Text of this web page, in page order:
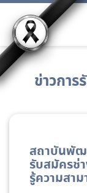
ข่าวกา
สถาบันพัฒ
รับสมัครช่
รู้ความสา